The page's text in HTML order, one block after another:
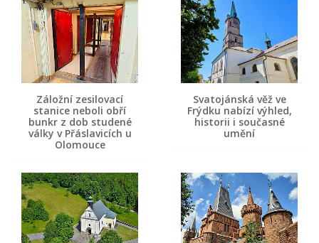
Záložní zesilovací
stanice neboli obří
bunkr z dob studené
války v Přáslavicích u
Olomouce
Svatojánská věž ve
Frýdku nabízí výhled,
historii i současné
umění